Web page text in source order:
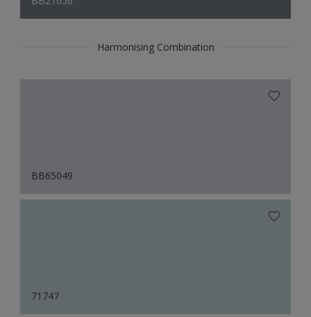
Harmonising Combination
BB65049
71747